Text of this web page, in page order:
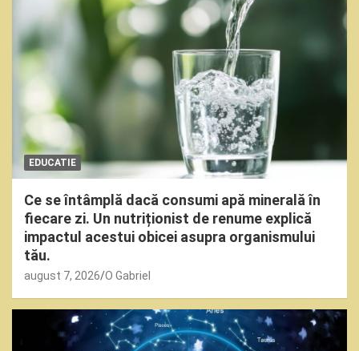
EDUCATIE
Ce se întâmplă dacă consumi apă minerală în
fiecare zi. Un nutriționist de renume explică
impactul acestui obicei asupra organismului
tău.
august 7, 2026 O Gabriel